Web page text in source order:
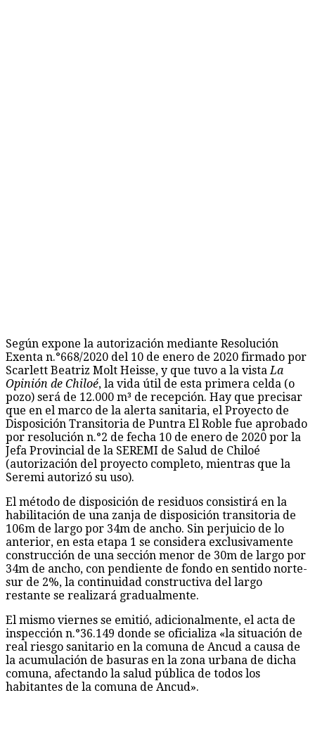
Según expone la autorización mediante Resolución
Exenta n.°668/2020 del 10 de enero de 2020 firmado por
Scarlett Beatriz Molt Heisse, y que tuvo a la vista La
Opinión de Chiloé, la vida útil de esta primera celda (o
pozo) será de 12.000 m³ de recepción. Hay que precisar
que en el marco de la alerta sanitaria, el Proyecto de
Disposición Transitoria de Puntra El Roble fue aprobado
por resolución n.°2 de fecha 10 de enero de 2020 por la
Jefa Provincial de la SEREMI de Salud de Chiloé
(autorización del proyecto completo, mientras que la
Seremi autorizó su uso).
El método de disposición de residuos consistirá en la
habilitación de una zanja de disposición transitoria de
106m de largo por 34m de ancho. Sin perjuicio de lo
anterior, en esta etapa 1 se considera exclusivamente
construcción de una sección menor de 30m de largo por
34m de ancho, con pendiente de fondo en sentido norte-
sur de 2%, la continuidad constructiva del largo
restante se realizará gradualmente.
El mismo viernes se emitió, adicionalmente, el acta de
inspección n.°36.149 donde se oficializa «la situación de
real riesgo sanitario en la comuna de Ancud a causa de
la acumulación de basuras en la zona urbana de dicha
comuna, afectando la salud pública de todos los
habitantes de la comuna de Ancud».